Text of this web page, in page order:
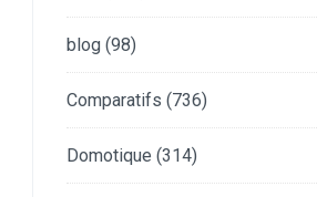
blog (98)
Comparatifs (736)
Domotique (314)